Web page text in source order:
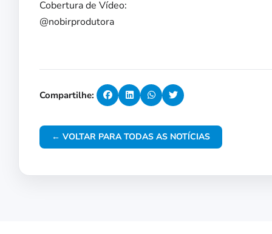
Cobertura de Vídeo:
@nobirprodutora
Compartilhe:
← VOLTAR PARA TODAS AS NOTÍCIAS